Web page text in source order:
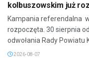
kolbuszowskim już
Kampania referendalna
rozpoczęta. 30 sierpnia
odwołania Rady Powiatu
2026-08-07